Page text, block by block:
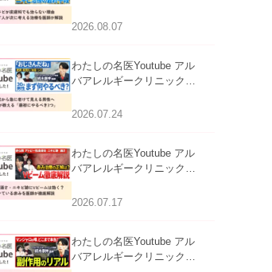
らない理由｜繰り返す人が
2026.08.07
わたしの名医Youtube アル
バアレルギークリニック札
える男性へ｜医師が教える
2026.07.24
わたしの名医Youtube アル
バアレルギークリニック札
跡にVビームは効く？向い
2026.07.17
わたしの名医Youtube アル
バアレルギークリニック札